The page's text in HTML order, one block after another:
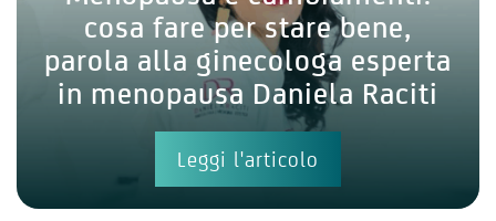
cosa fare per stare bene,
parola alla ginecologa esperta
in menopausa Daniela Raciti
Leggi l'articolo